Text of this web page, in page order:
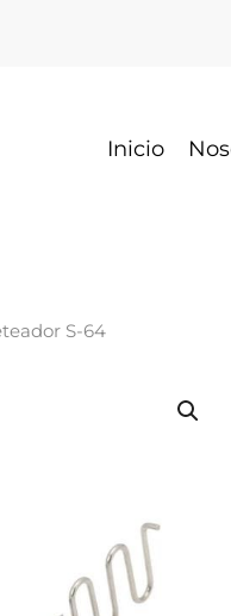
Inicio
S-64